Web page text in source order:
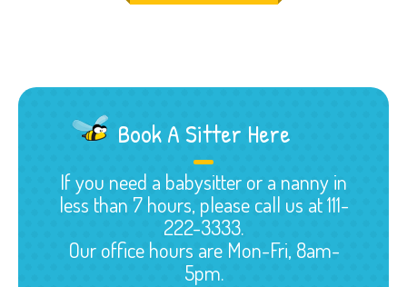
Book A Sitter Here
If you need a babysitter or a nanny in
less than 7 hours, please call us at 111-
222-3333.
Our office hours are Mon-Fri, 8am-
5pm.